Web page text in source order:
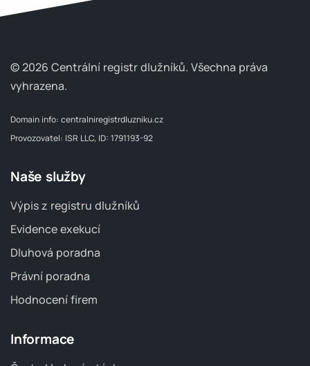
© 2026 Centrální registr dlužníků. Všechna práva
vyhrazena.
Domain info: centralniregistrdluzniku.cz
Provozovatel: ISR LLC, ID: 1791193-92
Naše služby
Výpis z registru dlužníků
Evidence exekucí
Dluhová poradna
Právní poradna
Hodnocení firem
Informace